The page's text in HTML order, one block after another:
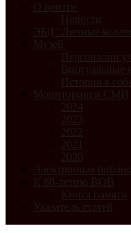
О центре
Новости
ЭБД "Личные
Музей
Персоналии
Виртуальные
История в
Мониторинги СМИ
2024
2023
2022
2021
2020
Электронная
К 80-летию ВОВ
Книга памяти
Указатель статей